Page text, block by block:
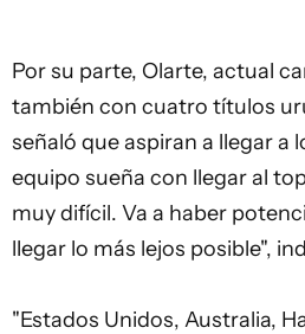
Por su parte, Olarte, actual
también con cuatro títulos
señaló que aspiran a llegar a
equipo sueña con llegar al
muy difícil. Va a haber
llegar lo más lejos posible",
"Estados Unidos, Australia,